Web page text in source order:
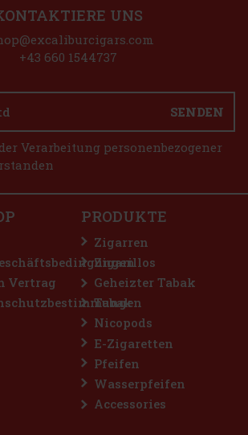
Fuerte Sixto I - Hexagono A/T 1/10
Bestellen
PRO - Onyx
SENDEN
Verarbeitung personenbezogener
UNS
+43 660 1544737
Vertrag
PRODUKTE
Zigarren
Zigarillos
Geheizter Tabak
Tabak
Nicopods
E-Zigaretten
Pfeifen
Wasserpfeifen
Accessories